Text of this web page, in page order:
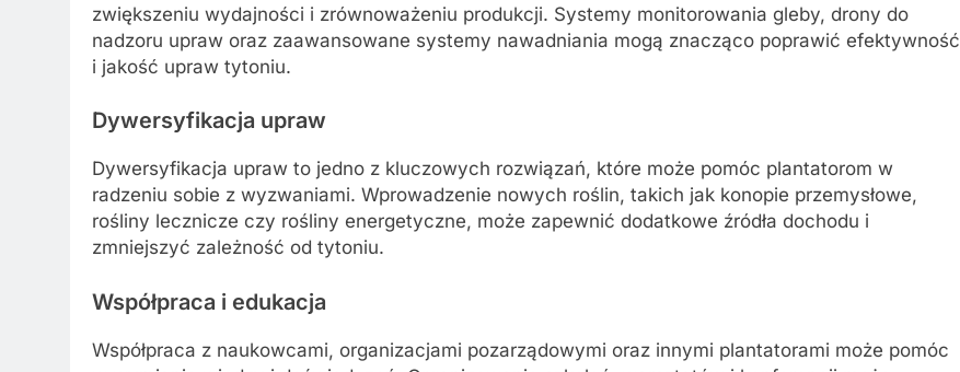
zwiększeniu wydajności i zrównoważeniu produkcji. Systemy monitorowania gleby, drony do
nadzoru upraw oraz zaawansowane systemy nawadniania mogą znacząco poprawić efektywność
i jakość upraw tytoniu.
Dywersyfikacja upraw
Dywersyfikacja upraw to jedno z kluczowych rozwiązań, które może pomóc plantatorom w
radzeniu sobie z wyzwaniami. Wprowadzenie nowych roślin, takich jak konopie przemysłowe,
rośliny lecznicze czy rośliny energetyczne, może zapewnić dodatkowe źródła dochodu i
zmniejszyć zależność od tytoniu.
Współpraca i edukacja
Współpraca z naukowcami, organizacjami pozarządowymi oraz innymi plantatorami może pomóc